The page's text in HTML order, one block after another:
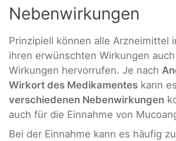
Nebenwirkungen
Prinzipiell können alle Arzneimittel
ihren erwünschten Wirkungen
Wirkungen hervorrufen. Je nach
Wirkort des Medikamentes kann
verschiedenen Nebenwirkungen
auch für die Einnahme von
Bei der Einnahme kann es häufig zu